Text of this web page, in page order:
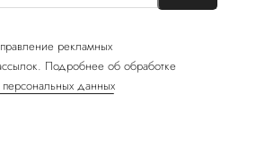
рекламных
Подробнее об обработке
персональных данных